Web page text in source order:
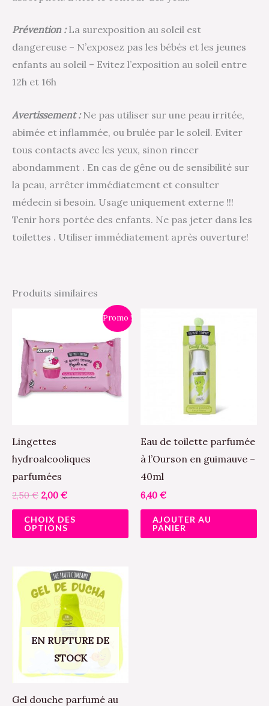
Prévention :La surexposition au soleil est
dangereuse – N’exposez pas les bébés et les jeunes
enfants au soleil – Evitez l’exposition au soleil entre
12h et 16h
Avertissement :Ne pas utiliser sur une peau irritée,
abimée et inflammée, ou brulée par le soleil. Eviter
tous contacts avec les yeux, sinon rincer
abondamment . En cas de gêne ou de sensibilité sur
la peau, arrêter immédiatement et consulter
médecin si besoin. Usage uniquement externe !!!
Tenir hors portée des enfants. Ne pas jeter dans les
toilettes . Utiliser immédiatement après ouverture!
Produits similaires
Promo !
Lingettes
hydroalcooliques
parfumées
2,50€
était :
2,50 €.
2,00 €
est :
2,00 €.
CHOIX DES
OPTIONS
Ce
peuvent
être
choisies
sur
la
Eau de toilette parfumée
à l’Ourson en guimauve –
40ml
6,40 €
AJOUTER AU
PANIER
EN RUPTURE DE
STOCK
Gel douche parfumé au